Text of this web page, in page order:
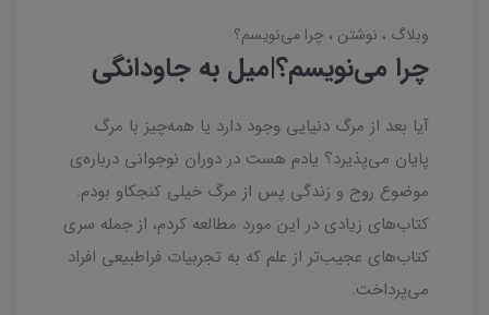
وبلاگ نوشتن چرا می‌نویسم؟
چرا می‌نویسم؟|میل به جاودانگی
آیا بعد از مرگ دنیایی وجود دارد یا همه‌چیز با مرگ
پایان می‌پذیرد؟ یادم هست در دوران نوجوانی درباره‌ی
موضوع روح و زندگی پس از مرگ خیلی کنجکاو بودم.
کتاب‌های زیادی در این مورد مطالعه کردم، از جمله سری
کتاب‌های عجیب‌تر از علم که به تجربیات فراطبیعی افراد
می‌پرداخت.